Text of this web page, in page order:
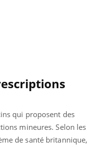
qui proposent des
mineures. Selon les
de santé britannique,